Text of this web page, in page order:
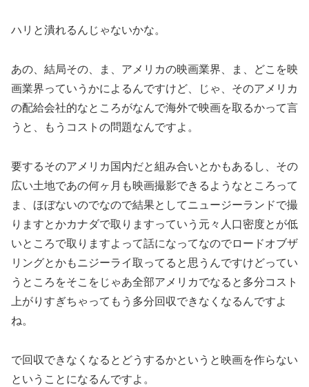
ハリと潰れるんじゃないかな。
あの、結局その、ま、アメリカの映画業界、ま、どこを映
画業界っていうかによるんですけど、じゃ、そのアメリカ
の配給会社的なところがなんで海外で映画を取るかって言
うと、もうコストの問題なんですよ。
要するそのアメリカ国内だと組み合いとかもあるし、その
広い土地であの何ヶ月も映画撮影できるようなところって
ま、ほぼないのでなので結果としてニュージーランドで撮
りますとかカナダで取りますっていう元々人口密度とが低
いところで取りますよって話になってなのでロードオブザ
リングとかもニジーライ取ってると思うんですけどってい
うところをそこをじゃあ全部アメリカでなると多分コスト
上がりすぎちゃってもう多分回収できなくなるんですよ
ね。
で回収できなくなるとどうするかというと映画を作らない
ということになるんですよ。